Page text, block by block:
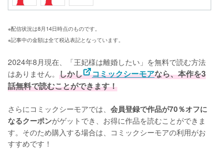
※配信状況は8月14日時点のものです。
※記事中の金額は全て税込表記となっています。
2024年8月現在、「王妃様は離婚したい」を無料で読む方法
はありません。 しかし コミックシーモアなら、本作を3
話無料で読むことができます！
さらにコミックシーモアでは、 会員登録で作品が70％オフに
なるクーポンがゲットでき、お得に作品を読むことができま
す。そのため購入する場合は、コミックシーモアの利用がお
すすめです！